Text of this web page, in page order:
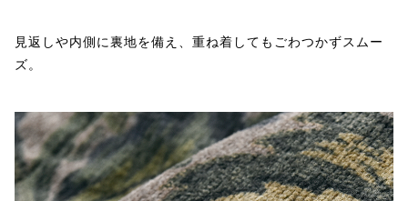
見返しや内側に裏地を備え、重ね着してもごわつかずスムー
ズ。